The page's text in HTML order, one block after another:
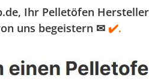
Ihr Pelletöfen
uns begeistern ✉ ✔️.